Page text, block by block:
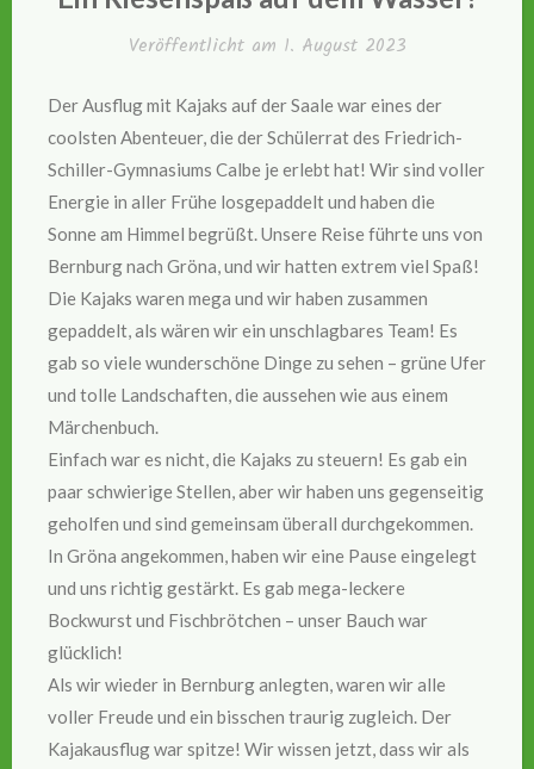
Veröffentlicht am 1. August 2023
Der Ausflug mit Kajaks auf der Saale war eines der
coolsten Abenteuer, die der Schülerrat des Friedrich-
Schiller-Gymnasiums Calbe je erlebt hat! Wir sind voller
Energie in aller Frühe losgepaddelt und haben die
Sonne am Himmel begrüßt. Unsere Reise führte uns von
Bernburg nach Gröna, und wir hatten extrem viel Spaß!
Die Kajaks waren mega und wir haben zusammen
gepaddelt, als wären wir ein unschlagbares Team! Es
gab so viele wunderschöne Dinge zu sehen – grüne Ufer
und tolle Landschaften, die aussehen wie aus einem
Märchenbuch.
Einfach war es nicht, die Kajaks zu steuern! Es gab ein
paar schwierige Stellen, aber wir haben uns gegenseitig
geholfen und sind gemeinsam überall durchgekommen.
In Gröna angekommen, haben wir eine Pause eingelegt
und uns richtig gestärkt. Es gab mega-leckere
Bockwurst und Fischbrötchen – unser Bauch war
glücklich!
Als wir wieder in Bernburg anlegten, waren wir alle
voller Freude und ein bisschen traurig zugleich. Der
Kajakausflug war spitze! Wir wissen jetzt, dass wir als